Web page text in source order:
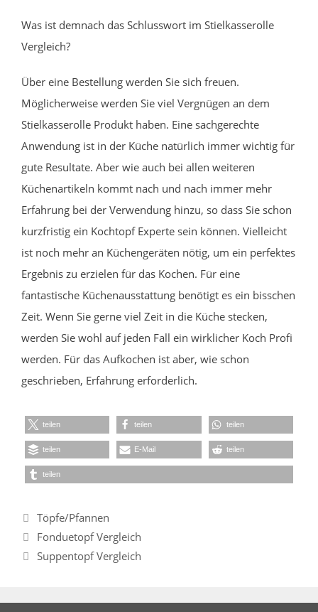
Was ist demnach das Schlusswort im Stielkasserolle
Vergleich?
Über eine Bestellung werden Sie sich freuen.
Möglicherweise werden Sie viel Vergnügen an dem
Stielkasserolle Produkt haben. Eine sachgerechte
Anwendung ist in der Küche natürlich immer wichtig für
gute Resultate. Aber wie auch bei allen weiteren
Küchenartikeln kommt nach und nach immer mehr
Erfahrung bei der Verwendung hinzu, so dass Sie schon
kurzfristig ein Kochtopf Experte sein können. Vielleicht
ist noch mehr an Küchengeräten nötig, um ein perfektes
Ergebnis zu erzielen für das Kochen. Für eine
fantastische Küchenausstattung benötigt es ein bisschen
Zeit. Wenn Sie gerne viel Zeit in die Küche stecken,
werden Sie wohl auf jeden Fall ein wirklicher Koch Profi
werden. Für das Aufkochen ist aber, wie schon
geschrieben, Erfahrung erforderlich.
teilen teilen teilen
teilen E-Mail teilen
teilen
Kategorien
Töpfe/Pfannen
Fonduetopf Vergleich
Suppentopf Vergleich